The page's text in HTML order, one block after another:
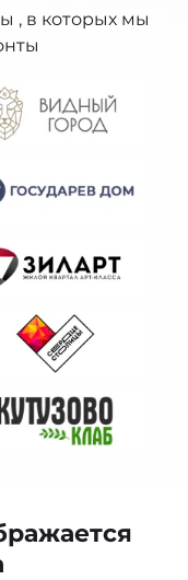
, в которых мы